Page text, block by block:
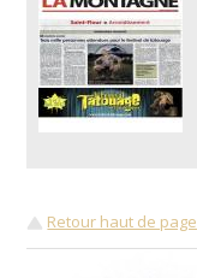
Retour haut de page